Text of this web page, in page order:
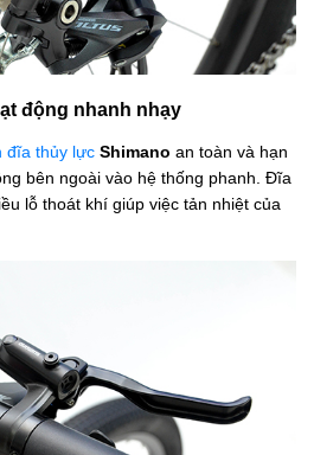
động nhanh nhạy
đĩa thủy lực Shimano an toàn và hạn
bên ngoài vào hệ thống phanh. Đĩa
lỗ thoát khí giúp việc tản nhiệt của